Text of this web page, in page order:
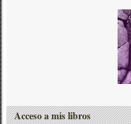
Acceso a mis libros